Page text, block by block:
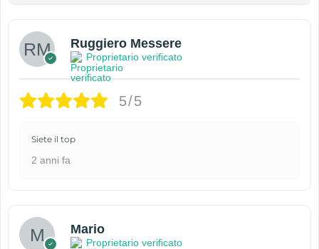
Ruggiero Messere
Proprietario verificato
5/5
Siete il top
2 anni fa
Mario
Proprietario verificato